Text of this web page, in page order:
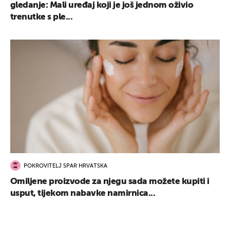
gledanje: Mali uređaj koji je još jednom oživio
trenutke s ple...
POKROVITELJ SPAR HRVATSKA
Omiljene proizvode za njegu sada možete kupiti i
usput, tijekom nabavke namirnica...